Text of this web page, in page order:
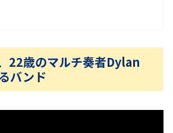
22歳のマルチ奏者Dylan
バンド